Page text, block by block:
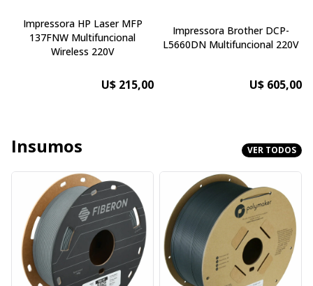
Impressora HP Laser MFP
137FNW Multifuncional
Wireless 220V
U$ 215,00
Impressora Brother DCP-
L5660DN Multifuncional 220V
U$ 605,00
Insumos VER TODOS